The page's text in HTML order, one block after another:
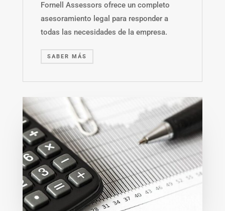
Fornell Assessors ofrece un completo
asesoramiento legal para responder a
todas las necesidades de la empresa.
SABER MÁS